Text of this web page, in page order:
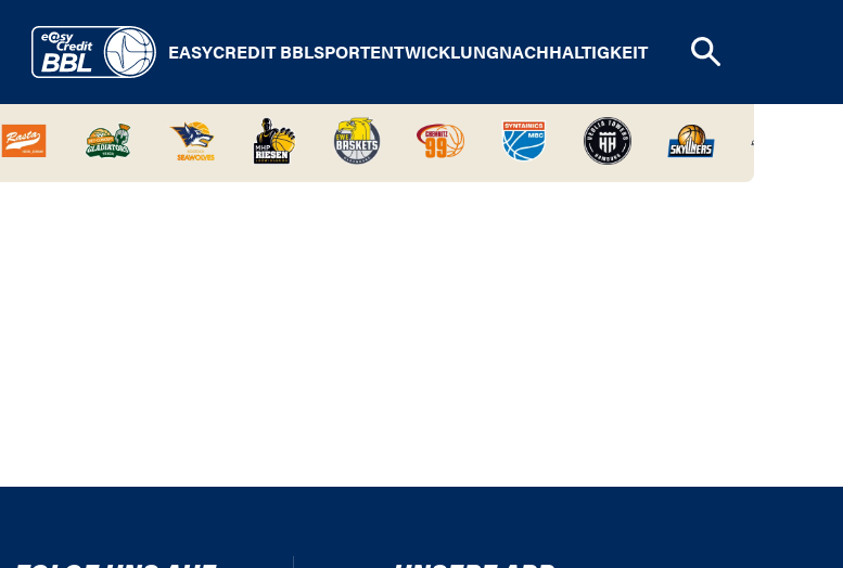
EASYCREDIT BBLSPORTENTWICKLUNGNACHHALTIGKEIT